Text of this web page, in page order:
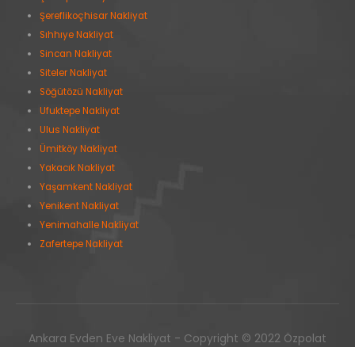
Şereflikoçhisar Nakliyat
Sıhhıye Nakliyat
Sincan Nakliyat
Siteler Nakliyat
Söğütözü Nakliyat
Ufuktepe Nakliyat
Ulus Nakliyat
Ümitköy Nakliyat
Yakacık Nakliyat
Yaşamkent Nakliyat
Yenikent Nakliyat
Yenimahalle Nakliyat
Zafertepe Nakliyat
Ankara Evden Eve Nakliyat - Copyright © 2022 Özpolat